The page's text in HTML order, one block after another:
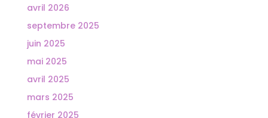
avril 2026
septembre 2025
juin 2025
mai 2025
avril 2025
mars 2025
février 2025